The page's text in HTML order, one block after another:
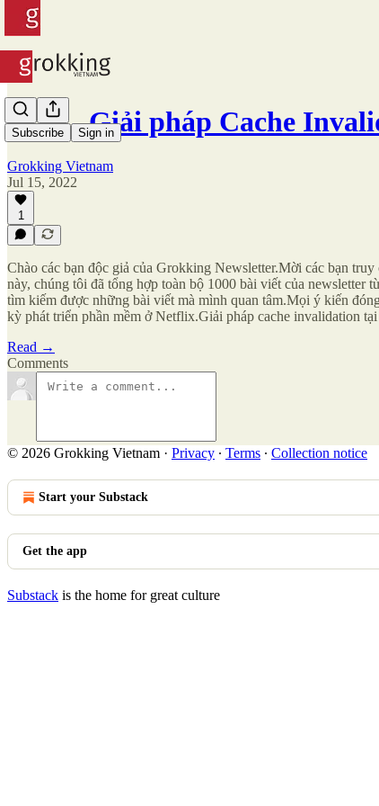
Subscribe Sign in
#226 - Giải pháp Cache
Grokking Vietnam
Jul 15, 2022
1
Chào các bạn độc giả của Grokking Newsletter.Mời các bạn
này, chúng tôi đã tổng hợp toàn bộ 1000 bài viết của newsletter
tìm kiếm được những bài viết mà mình quan tâm.Mọi ý kiến
kỳ phát triển phần mềm ở Netflix.Giải pháp cache invalidation
Read →
Comments
© 2026 Grokking Vietnam · Privacy ∙ Terms ∙ Collection notice
Start your Substack
Get the app
Substack is the home for great culture